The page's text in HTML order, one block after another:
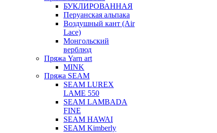
БУКЛИРОВАННАЯ
Перуанская альпака
Воздушный кант (Air
Lace)
Монгольский
верблюд
Пряжа Yarn art
MINK
Пряжа SEAM
SEAM LUREX
LAME 550
SEAM LAMBADA
FINE
SEAM HAWAI
SEAM Kimberly